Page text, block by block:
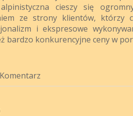
cieszy się
ze strony klientów, którzy
i ekspresowe
bardzo konkurencyjne ceny w